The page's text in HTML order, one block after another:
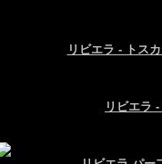
リビエラ - トス
リビエラ